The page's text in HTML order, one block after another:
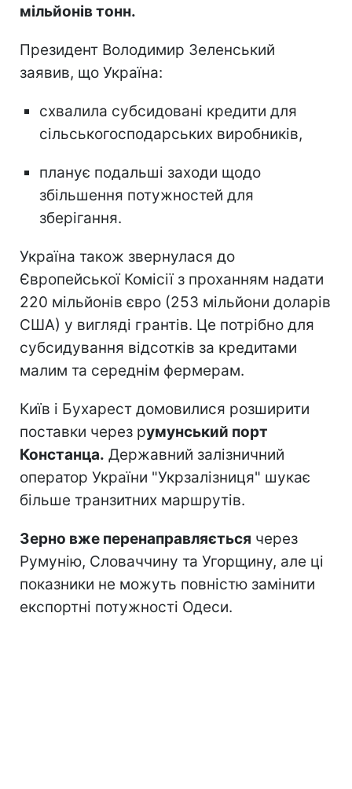
мільйонів тонн.
Президент Володимир Зеленський
заявив, що Україна:
схвалила субсидовані кредити для
сільськогосподарських виробників,
планує подальші заходи щодо
збільшення потужностей для
зберігання.
Україна також звернулася до
Європейської Комісії з проханням надати
220 мільйонів євро (253 мільйони доларів
США) у вигляді грантів. Це потрібно для
субсидування відсотків за кредитами
малим та середнім фермерам.
Київ і Бухарест домовилися розширити
поставки через румунський порт
Констанца. Державний залізничний
оператор України "Укрзалізниця" шукає
більше транзитних маршрутів.
Зерно вже перенаправляється через
Румунію, Словаччину та Угорщину, але ці
показники не можуть повністю замінити
експортні потужності Одеси.